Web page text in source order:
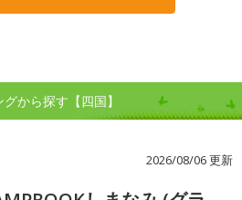
から探す【四国】
2026/08/06 更新